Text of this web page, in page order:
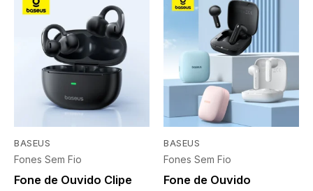
BASEUS
Fones Sem Fio
Fone de Ouvido Clipe
BASEUS
Fones Sem Fio
Fone de Ouvido